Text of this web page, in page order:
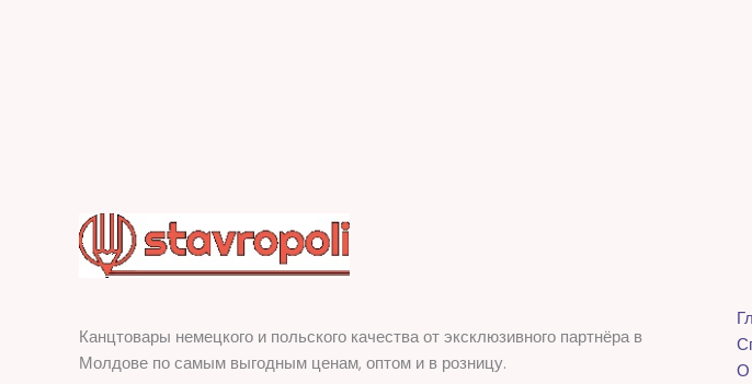
Канцтовары немецкого и польского качества от эксклюзивного партнёра в
Молдове по самым выгодным ценам, оптом и в розницу.
О